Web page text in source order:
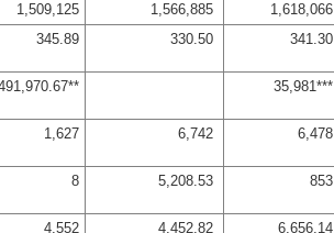
1,509,125 1,566,885
1,618,066
345.89 330.50 341.30
35,981***
1,627 6,742 6,478
8 5,208.53 853
4,552 4,452.82 6,656.14